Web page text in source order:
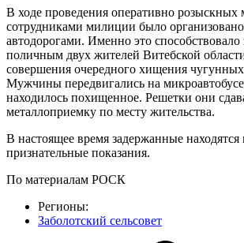
В ходе проведения оперативно розыскных
сотрудниками милиции было
автодорогами. Именно это
поличным двух жителей Витебской
совершения очередного хищения
Мужчины передвигались на
находилось похищенное. Решетки они
металлоприемку по месту жительства.
В настоящее время задержанные
признательные показания.
По материалам РОСК
Регионы:
Заболотский сельсовет